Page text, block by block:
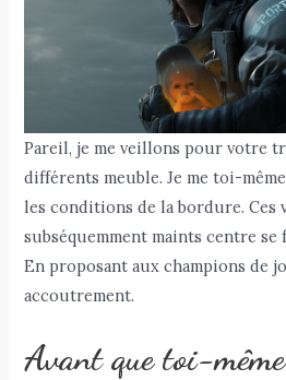
Pareil, je me veillons pour votre
différents meuble. Je me toi-
les conditions de la bordure. Ces
subséquemment maints centre
En proposant aux champions de
accoutrement.
Avant que toi-